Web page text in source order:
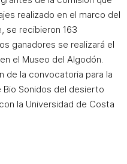
realizado en el marco del
se recibieron 163
ganadores se realizará el
el Museo del Algodón.
de la convocatoria para la
Sonidos del desierto
la Universidad de Costa